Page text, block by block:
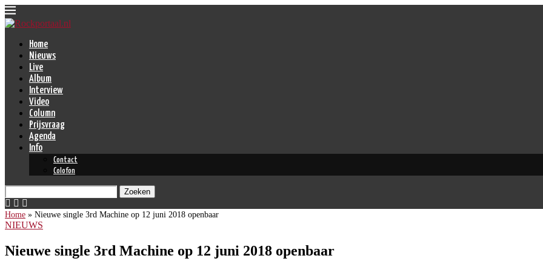
Home
Nieuws
Live
Album
Interview
Video
Column
Prijsvraag
Agenda
Info
Contact
Colofon
Zoeken
Home » Nieuwe single 3rd Machine op 12 juni 2018 openbaar
NIEUWS
Nieuwe single 3rd Machine op 12 juni 2018 openbaar